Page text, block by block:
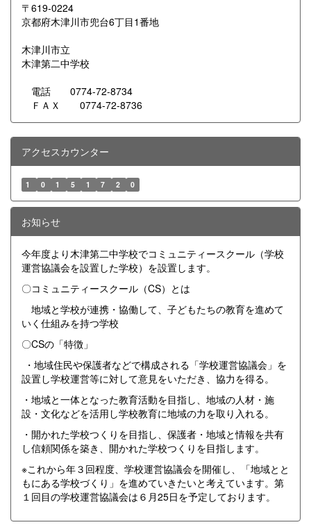
〒619-0224
京都府木津川市兜台6丁目1番地
木津川市立
木津第二中学校
電話 0774-72-8734
ＦＡＸ 0774-72-8736
アクセスカウンター
1 0 1 5 1 7 2 0
お知らせ
今年度より木津第二中学校でコミュニティースクール（学校
運営協議会を設置した学校）を設置します。
〇コミュニティースクール（CS）とは
地域と学校が連携・協働して、子どもたちの教育を進めて
いく仕組みを持つ学校
〇CSの「特徴」
・地域住民や保護者などで構成される「学校運営協議会」を
設置し学校運営等に対して意見をいただき、協力を得る。
・地域と一体となった教育活動を目指し、地域の人材・施
設・文化などを活用し学校教育に地域の力を取り入れる。
・開かれた学校つくりを目指し、保護者・地域と情報を共有
し信頼関係を築き、開かれた学校つくりを目指します。
※これから年３回程度、学校運営協議会を開催し、「地域とと
もにある学校づくり」を進めていきたいと考えています。第
１回目の学校運営協議会は６月25日を予定しております。